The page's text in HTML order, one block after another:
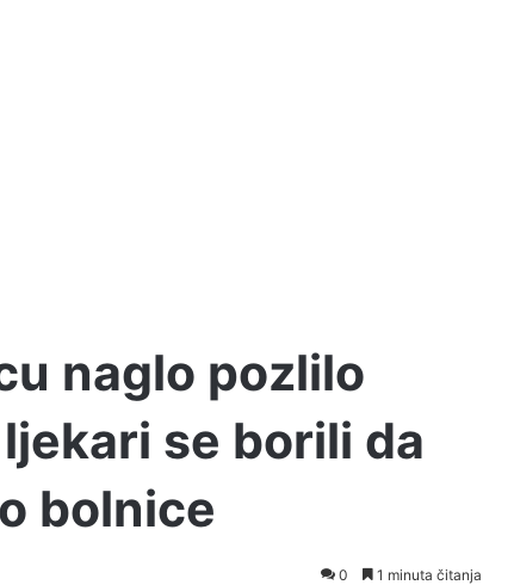
naglo pozlilo
se borili da
bolnice
0 1 minuta čitanja